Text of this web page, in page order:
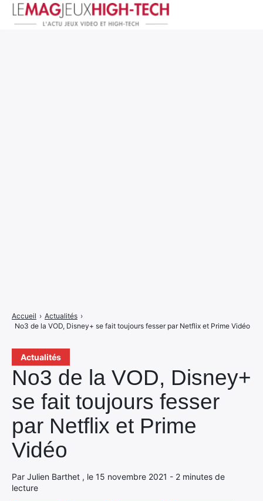
Actualités
No3 de la VOD, Disney+
se fait toujours fesser
par Netflix et Prime
Vidéo
Par Julien Barthet , le 15 novembre 2021 - 2 minutes de
lecture
Accueil › Actualités ›
No3 de la VOD, Disney+ se fait toujours fesser par Netflix et Prime Vidéo